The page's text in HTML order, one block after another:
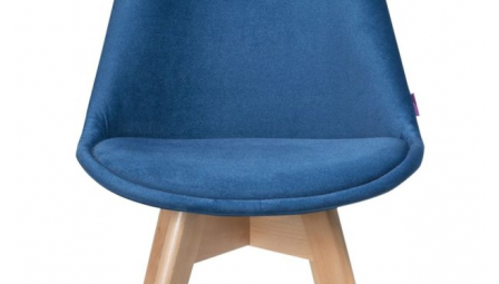
Mobilier Terasa
Scaune terasa
Seturi Terasa
Sezlonguri si Baldachine
Scaune
Scaune Inalte De Bar